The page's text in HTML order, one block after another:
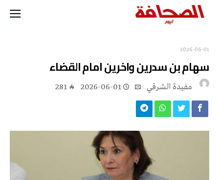
2026-06-01
سهام بن سدرين واخرين امام القضاء
مفيدة الشرقي 2026-06-01
281